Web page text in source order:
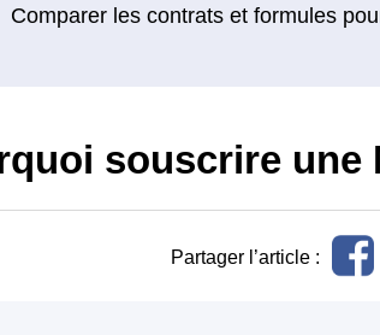
souscrire une
Partager l’article :